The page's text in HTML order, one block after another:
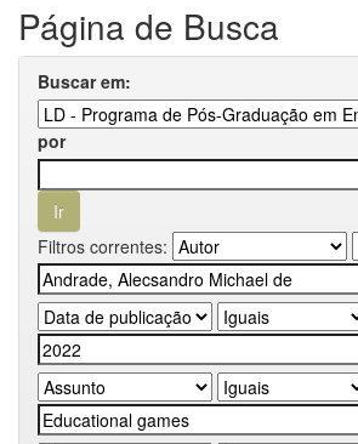
Página de Busca
Buscar em:
por
Filtros correntes: